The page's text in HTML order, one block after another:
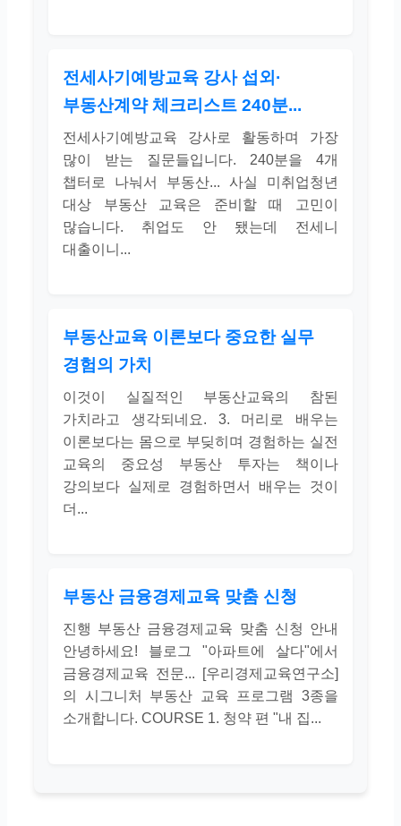
전세사기예방교육 강사 섭외·
부동산계약 체크리스트 240분...
전세사기예방교육 강사로 활동하며 가장
많이 받는 질문들입니다. 240분을 4개
챕터로 나눠서 부동산... 사실 미취업청년
대상 부동산 교육은 준비할 때 고민이
많습니다. 취업도 안 됐는데 전세니
대출이니...
부동산교육 이론보다 중요한 실무
경험의 가치
이것이 실질적인 부동산교육의 참된
가치라고 생각되네요. 3. 머리로 배우는
이론보다는 몸으로 부딪히며 경험하는 실전
교육의 중요성 부동산 투자는 책이나
강의보다 실제로 경험하면서 배우는 것이
더...
부동산 금융경제교육 맞춤 신청
진행 부동산 금융경제교육 맞춤 신청 안내
안녕하세요! 블로그 "아파트에 살다"에서
금융경제교육 전문... [우리경제교육연구소]
의 시그니처 부동산 교육 프로그램 3종을
소개합니다. COURSE 1. 청약 편 "내 집...